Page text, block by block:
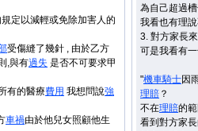
為自己超過
我看也有理
3. 對方家長
可是我看有
"機車騎士因
理賠 ？
不在理賠的
看到對方家
定以減輕或免除加害人的
受傷縫了幾針 , 由於乙方
,與有過失 是否不可要求甲
有的醫療費用 我想問說強
車禍由於他兒女照顧他生